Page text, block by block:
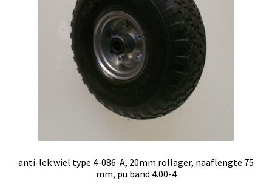
anti-lek wiel type 4-086-A, 20mm rollager, naaflengte 75
mm, pu band 4.00-4